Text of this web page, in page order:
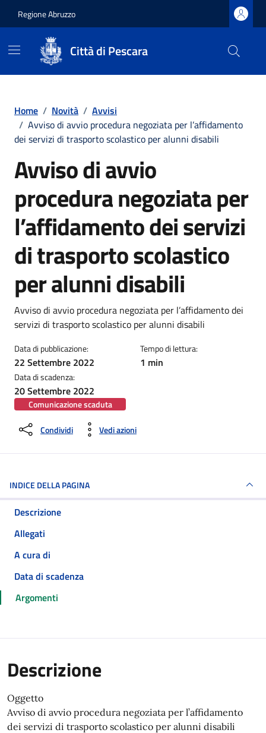
Regione Abruzzo
Città di Pescara
Home / Novità / Avvisi
/ Avviso di avvio procedura negoziata per l’affidamento
dei servizi di trasporto scolastico per alunni disabili
Avviso di avvio
procedura negoziata per
l’affidamento dei servizi
di trasporto scolastico
per alunni disabili
Dettagli della notizia
Avviso di avvio procedura negoziata per l’affidamento dei
servizi di trasporto scolastico per alunni disabili
Data di pubblicazione:
22 Settembre 2022
Data di scadenza:
20 Settembre 2022
Comunicazione scaduta
Tempo di lettura:
1 min
Condividi Vedi azioni
INDICE DELLA PAGINA
Descrizione
Allegati
A cura di
Data di scadenza
Argomenti
Descrizione
Oggetto
Avviso di avvio procedura negoziata per l’affidamento
dei servizi di trasporto scolastico per alunni disabili